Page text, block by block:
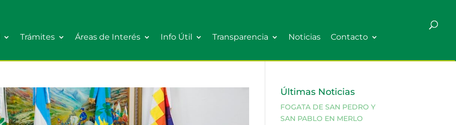
Trámites Áreas de Interés Info Útil Transparencia Noticias Contacto
Últimas Noticias
FOGATA DE SAN PEDRO Y
SAN PABLO EN MERLO